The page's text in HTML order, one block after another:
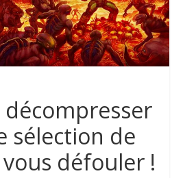
décompresser
sélection de
défouler !